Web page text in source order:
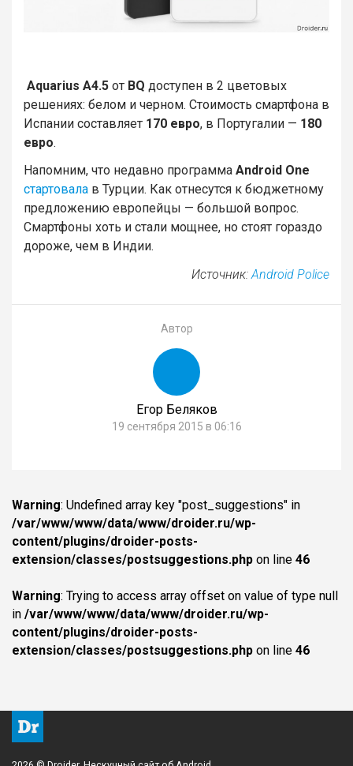
Aquarius A4.5 от BQ доступен в 2 цветовых
решениях: белом и черном. Стоимость смартфона в
Испании составляет 170 евро, в Португалии — 180
евро.
Напомним, что недавно программа Android One
стартовала в Турции. Как отнесутся к бюджетному
предложению европейцы — большой вопрос.
Смартфоны хоть и стали мощнее, но стоят гораздо
дороже, чем в Индии.
Источник: Android Police
Автор
Егор Беляков
19 сентября 2015 в 06:16
Warning: Undefined array key "post_suggestions" in
/var/www/www/data/www/droider.ru/wp-
content/plugins/droider-posts-
extension/classes/postsuggestions.php on line 46
Warning: Trying to access array offset on value of type null
in /var/www/www/data/www/droider.ru/wp-
content/plugins/droider-posts-
extension/classes/postsuggestions.php on line 46